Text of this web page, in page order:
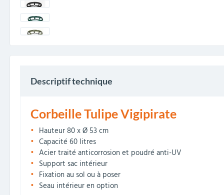
Descriptif technique
Corbeille Tulipe Vigipirate
Hauteur 80 x Ø 53 cm
Capacité 60 litres
Acier traité anticorrosion et poudré anti-UV
Support sac intérieur
Fixation au sol ou à poser
Seau intérieur en option